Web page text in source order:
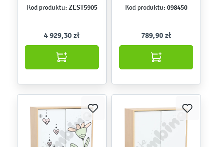
Kod produktu: ZEST5905
4 929,30 zł
Kod produktu: 098450
789,90 zł